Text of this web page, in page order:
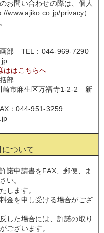
お問い合わせの際は、個人
www.ajiko.co.jp/privacy）
部 TEL：044-969-7290
ははこちらへ
部
麻生区万福寺1‐2‐2 新
044-951-3259
ついて
諾申請書をFAX、郵便、ま
い。
します。
金を申し受ける場合がござ
した場合には、許諾の取り
ございます。